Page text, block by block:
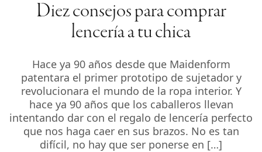
Diez consejos para comprar
lencería a tu chica
Hace ya 90 años desde que Maidenform
patentara el primer prototipo de sujetador y
revolucionara el mundo de la ropa interior. Y
hace ya 90 años que los caballeros llevan
intentando dar con el regalo de lencería perfecto
que nos haga caer en sus brazos. No es tan
difícil, no hay que ser ponerse en […]